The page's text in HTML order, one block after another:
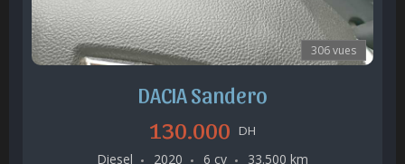
306 vues
DACIA Sandero
130.000 DH
Diesel 2020 6 cv 33.500 km